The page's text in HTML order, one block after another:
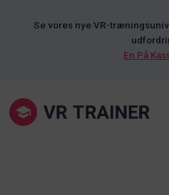
Se vores nye VR-
En På